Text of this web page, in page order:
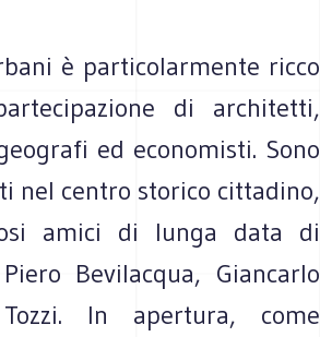
è particolarmente ricco
di architetti,
ed economisti. Sono
nel centro storico cittadino,
amici di lunga data di
Bevilacqua, Giancarlo
In apertura, come